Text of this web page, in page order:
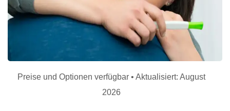
Preise und Optionen verfügbar • Aktualisiert: August
2026